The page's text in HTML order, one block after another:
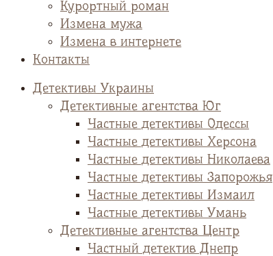
Курортный роман
Измена мужа
Измена в интернете
Контакты
Детективы Украины
Детективные агентства Юг
Частные детективы Одессы
Частные детективы Херсона
Частные детективы Николаева
Частные детективы Запорожья
Частные детективы Измаил
Частные детективы Умань
Детективные агентства Центр
Частный детектив Днепр